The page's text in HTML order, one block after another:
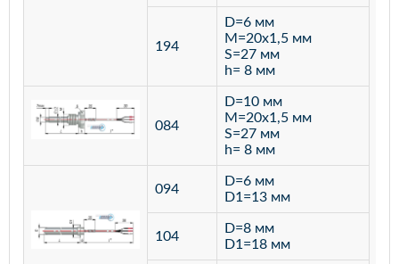
194
D=6 мм
M=20х1,5 мм
S=27 мм
h= 8 мм
084
D=10 мм
M=20х1,5 мм
S=27 мм
h= 8 мм
094
D=6 мм
D1=13 мм
104
D=8 мм
D1=18 мм